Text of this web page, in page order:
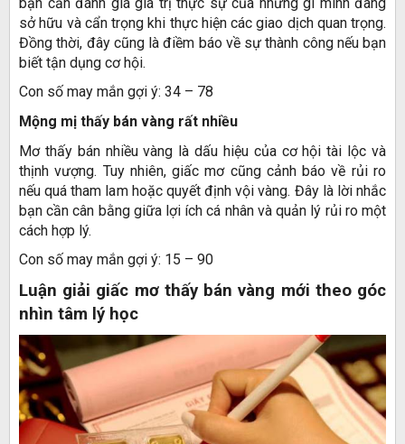
sở hữu và cẩn trọng khi thực hiện các giao dịch quan trọng.
Đồng thời, đây cũng là điềm báo về sự thành công nếu bạn
biết tận dụng cơ hội.
Con số may mắn gợi ý: 34 – 78
Mộng mị thấy bán vàng rất nhiều
Mơ thấy bán nhiều vàng là dấu hiệu của cơ hội tài lộc và
thịnh vượng. Tuy nhiên, giấc mơ cũng cảnh báo về rủi ro
nếu quá tham lam hoặc quyết định vội vàng. Đây là lời nhắc
bạn cần cân bằng giữa lợi ích cá nhân và quản lý rủi ro một
cách hợp lý.
Con số may mắn gợi ý: 15 – 90
Luận giải giấc mơ thấy bán vàng mới theo góc
nhìn tâm lý học